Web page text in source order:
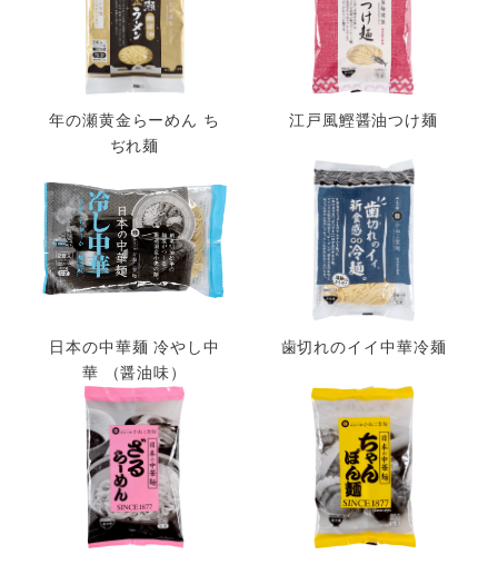
年の瀬黄金らーめん ち
ぢれ麺
江戸風鰹醤油つけ麺
日本の中華麺 冷やし中
華 （醤油味）
歯切れのイイ中華冷麺